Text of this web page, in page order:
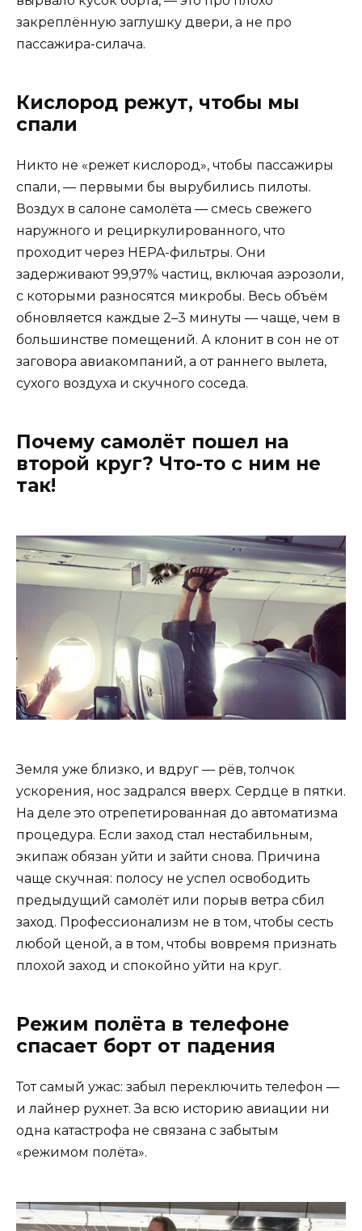
закреплённую заглушку двери, а не про
пассажира-силача.
Кислород режут, чтобы мы
спали
Никто не «режет кислород», чтобы пассажиры
спали, — первыми бы вырубились пилоты.
Воздух в салоне самолёта — смесь свежего
наружного и рециркулированного, что
проходит через HEPA-фильтры. Они
задерживают 99,97% частиц, включая аэрозоли,
с которыми разносятся микробы. Весь объём
обновляется каждые 2–3 минуты — чаще, чем в
большинстве помещений. А клонит в сон не от
заговора авиакомпаний, а от раннего вылета,
сухого воздуха и скучного соседа.
Почему самолёт пошел на
второй круг? Что-то с ним не
так!
Земля уже близко, и вдруг — рёв, толчок
ускорения, нос задрался вверх. Сердце в пятки.
На деле это отрепетированная до автоматизма
процедура. Если заход стал нестабильным,
экипаж обязан уйти и зайти снова. Причина
чаще скучная: полосу не успел освободить
предыдущий самолёт или порыв ветра сбил
заход. Профессионализм не в том, чтобы сесть
любой ценой, а в том, чтобы вовремя признать
плохой заход и спокойно уйти на круг.
Режим полёта в телефоне
спасает борт от падения
Тот самый ужас: забыл переключить телефон —
и лайнер рухнет. За всю историю авиации ни
одна катастрофа не связана с забытым
«режимом полёта».